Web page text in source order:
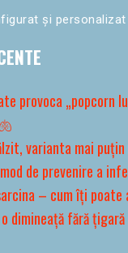
și personalizat
provoca „popcorn
varianta mai
de prevenire a
– cum îți
dimineață fără țigară